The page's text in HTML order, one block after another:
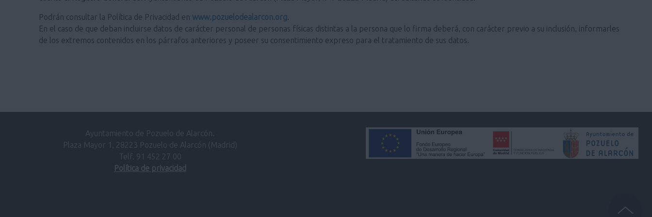
Podrán consultar la Política de Privacidad en www.pozuelodealarcon.org.
En el caso de que deban incluirse datos de carácter personal de personas físicas distintas a la persona que lo firma deberá, con carácter previo a su inclusión, informarles
de los extremos contenidos en los párrafos anteriores y poseer su consentimiento expreso para el tratamiento de sus datos.
Ayuntamiento de Pozuelo de Alarcón.
Plaza Mayor 1, 28223 Pozuelo de Alarcón (Madrid)
Telf. 91 452 27 00
Política de privacidad